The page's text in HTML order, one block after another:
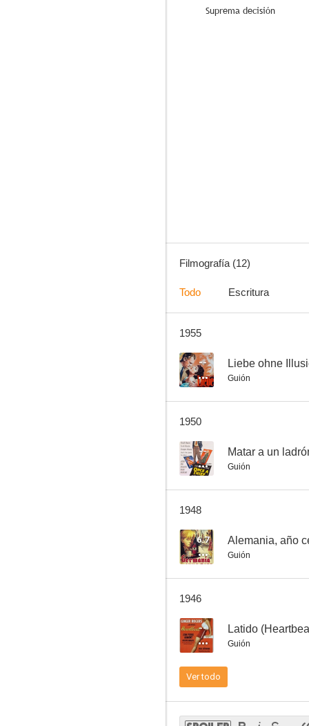
Suprema decisión
¿Por qué lates, corazón?
Filmografía (12)
Todo Escritura
1955
-- Liebe ohne
Guión
1950
-- Matar a un
Guión
1948
6.7 Alemania, año
Guión
1946
-- Latido
Guión
Ver todo